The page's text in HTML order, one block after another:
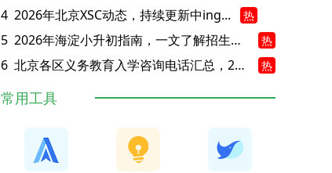
4 2026年北京XSC动态，持续更新中ing... 热
5 2026年海淀小升初指南，一文了解招生政策要点 热
6 北京各区义务教育入学咨询电话汇总，25年小升初家长提前收藏 热
常用工具